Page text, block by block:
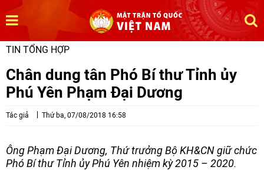
TIN TỔNG HỢP
Chân dung tân Phó Bí thư Tỉnh ủy
Phú Yên Phạm Đại Dương
Tác giả Thứ ba, 07/08/2018 16:58
Ông Phạm Đại Dương, Thứ trưởng Bộ KH&CN giữ chức
Phó Bí thư Tỉnh ủy Phú Yên nhiệm kỳ 2015 – 2020.